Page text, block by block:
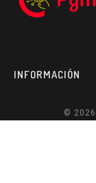
INFORMACIÓN
©